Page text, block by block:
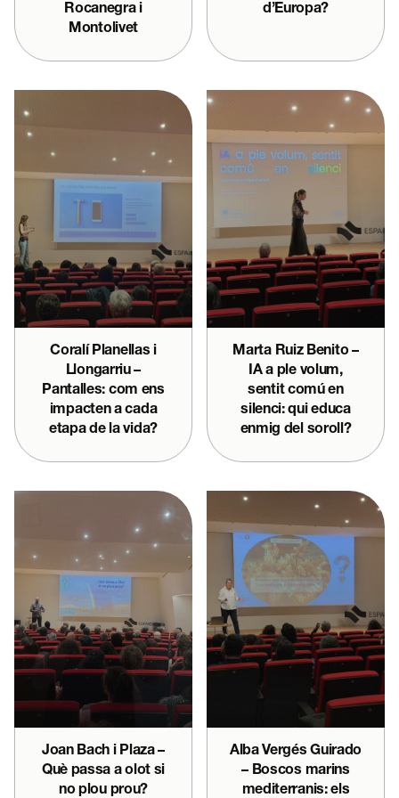
Rocanegra i
Montolivet
d’Europa?
Coralí Planellas i
Llongarriu –
Pantalles: com ens
impacten a cada
etapa de la vida?
Marta Ruiz Benito –
IA a ple volum,
sentit comú en
silenci: qui educa
enmig del soroll?
Joan Bach i Plaza –
Què passa a olot si
no plou prou?
Alba Vergés Guirado
– Boscos marins
mediterranis: els